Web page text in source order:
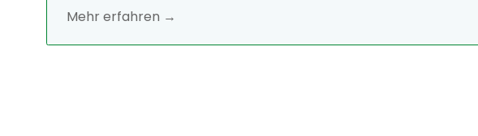
Mehr erfahren →